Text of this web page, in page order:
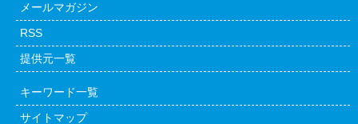
メールマガジン
RSS
提供元一覧
キーワード一覧
サイトマップ